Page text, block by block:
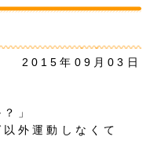
2015年09月03日
」
外運動しなくて